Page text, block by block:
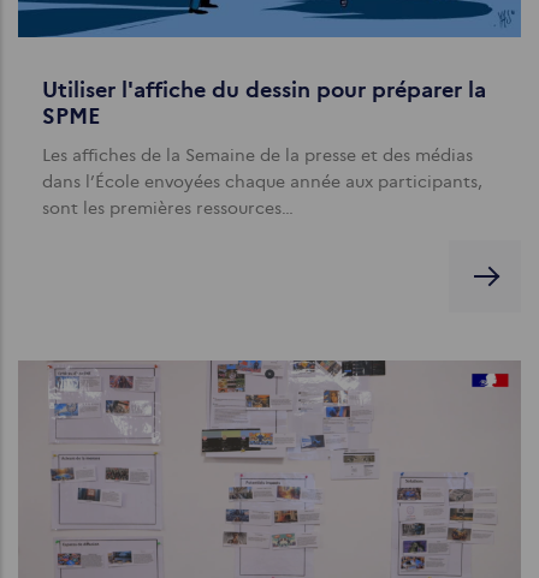
Utiliser l'affiche du dessin pour préparer la
SPME
Les affiches de la Semaine de la presse et des médias
dans l’École envoyées chaque année aux participants,
sont les premières ressources…